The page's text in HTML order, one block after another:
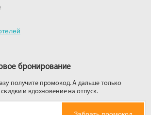
бронирование
получите промокод. А дальше только
и вдохновение на отпуск.